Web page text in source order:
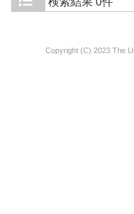
Copyright (C) 2023 The